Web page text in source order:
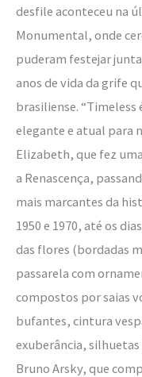
desfile aconteceu na
Monumental, onde
puderam festejar
anos de vida da grife
brasiliense. “Timeless
elegante e atual para
Elizabeth, que fez
a Renascença,
mais marcantes da
1950 e 1970, até os
das flores (bordadas
passarela com
compostos por saias
bufantes, cintura
exuberância,
Bruno Arsky, que